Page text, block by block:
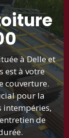
à Delle et
est à votre
couverture.
pour la
intempéries,
de